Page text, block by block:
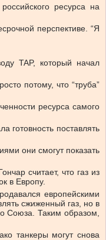
ресурса на
перспективе. “Я
TAP, который начал
потому, что “труба”
ресурса самого
готовность поставлять
они смогут показать
считает, что газ из
в Европу.
европейскими
сжиженный газ, но в
Союза. Таким образом,
танкеры могут снова